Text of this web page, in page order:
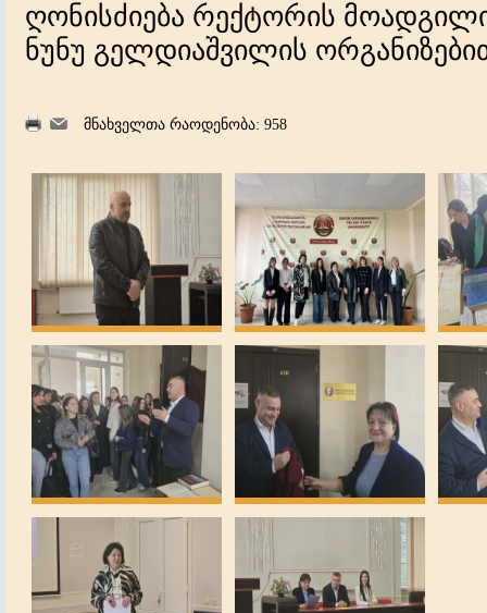
ღონისძიება რექტორის
ნუნუ გელდიაშვილის
მნახველთა რაოდენობა: 958